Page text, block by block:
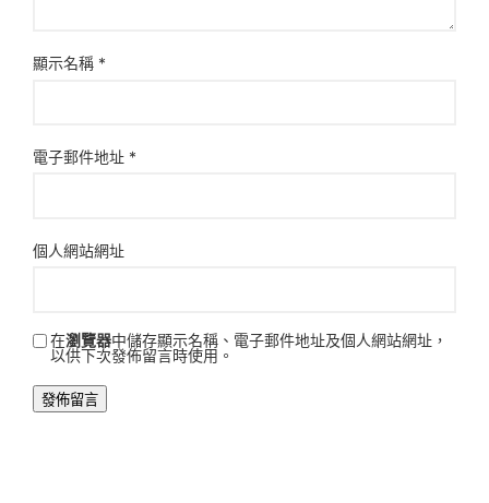
顯示名稱 *
電子郵件地址 *
個人網站網址
在瀏覽器中儲存顯示名稱、電子郵件地址及個人網站網址，
以供下次發佈留言時使用。